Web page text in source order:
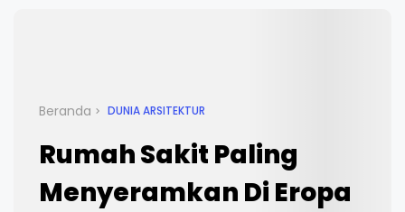
Beranda DUNIA ARSITEKTUR
Rumah Sakit Paling
Menyeramkan Di Eropa